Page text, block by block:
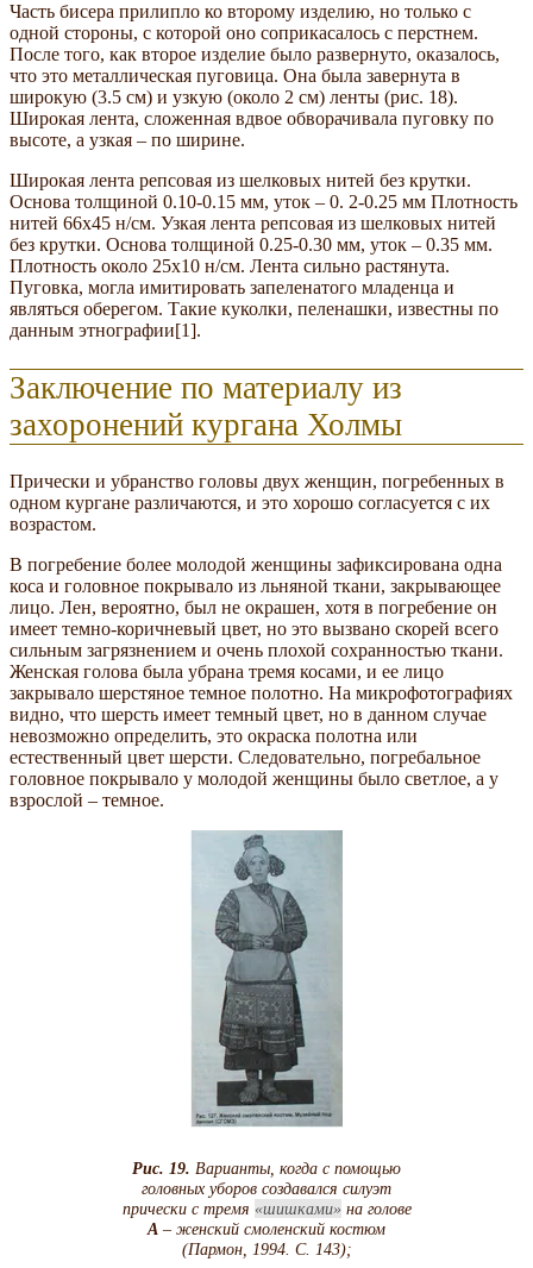
Часть бисера прилипло ко второму изделию, но только с
одной стороны, с которой оно соприкасалось с перстнем.
После того, как второе изделие было развернуто, оказалось,
что это металлическая пуговица. Она была завернута в
широкую (3.5 см) и узкую (около 2 см) ленты (рис. 18).
Широкая лента, сложенная вдвое обворачивала пуговку по
высоте, а узкая – по ширине.
Широкая лента репсовая из шелковых нитей без крутки.
Основа толщиной 0.10-0.15 мм, уток – 0. 2-0.25 мм Плотность
нитей 66х45 н/см. Узкая лента репсовая из шелковых нитей
без крутки. Основа толщиной 0.25-0.30 мм, уток – 0.35 мм.
Плотность около 25х10 н/см. Лента сильно растянута.
Пуговка, могла имитировать запеленатого младенца и
являться оберегом. Такие куколки, пеленашки, известны по
данным этнографии[1].
Заключение по материалу из
захоронений кургана Холмы
Прически и убранство головы двух женщин, погребенных в
одном кургане различаются, и это хорошо согласуется с их
возрастом.
В погребение более молодой женщины зафиксирована одна
коса и головное покрывало из льняной ткани, закрывающее
лицо. Лен, вероятно, был не окрашен, хотя в погребение он
имеет темно-коричневый цвет, но это вызвано скорей всего
сильным загрязнением и очень плохой сохранностью ткани.
Женская голова была убрана тремя косами, и ее лицо
закрывало шерстяное темное полотно. На микрофотографиях
видно, что шерсть имеет темный цвет, но в данном случае
невозможно определить, это окраска полотна или
естественный цвет шерсти. Следовательно, погребальное
головное покрывало у молодой женщины было светлое, а у
взрослой – темное.
Рис. 19. Варианты, когда с помощью
головных уборов создавался силуэт
прически с тремя
шишками
на голове
А – женский смоленский костюм
(Пармон, 1994. С. 143);